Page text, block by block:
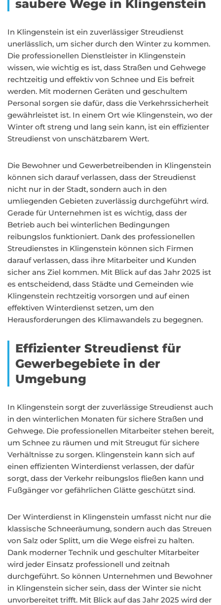
saubere Wege in Klingenstein
In Klingenstein ist ein zuverlässiger Streudienst
unerlässlich, um sicher durch den Winter zu kommen.
Die professionellen Dienstleister in Klingenstein
wissen, wie wichtig es ist, dass Straßen und Gehwege
rechtzeitig und effektiv von Schnee und Eis befreit
werden. Mit modernen Geräten und geschultem
Personal sorgen sie dafür, dass die Verkehrssicherheit
gewährleistet ist. In einem Ort wie Klingenstein, wo der
Winter oft streng und lang sein kann, ist ein effizienter
Streudienst von unschätzbarem Wert.
Die Bewohner und Gewerbetreibenden in Klingenstein
können sich darauf verlassen, dass der Streudienst
nicht nur in der Stadt, sondern auch in den
umliegenden Gebieten zuverlässig durchgeführt wird.
Gerade für Unternehmen ist es wichtig, dass der
Betrieb auch bei winterlichen Bedingungen
reibungslos funktioniert. Dank des professionellen
Streudienstes in Klingenstein können sich Firmen
darauf verlassen, dass ihre Mitarbeiter und Kunden
sicher ans Ziel kommen. Mit Blick auf das Jahr 2025 ist
es entscheidend, dass Städte und Gemeinden wie
Klingenstein rechtzeitig vorsorgen und auf einen
effektiven Winterdienst setzen, um den
Herausforderungen des Klimawandels zu begegnen.
Effizienter Streudienst für
Gewerbegebiete in der
Umgebung
In Klingenstein sorgt der zuverlässige Streudienst auch
in den winterlichen Monaten für sichere Straßen und
Gehwege. Die professionellen Mitarbeiter stehen bereit,
um Schnee zu räumen und mit Streugut für sichere
Verhältnisse zu sorgen. Klingenstein kann sich auf
einen effizienten Winterdienst verlassen, der dafür
sorgt, dass der Verkehr reibungslos fließen kann und
Fußgänger vor gefährlichen Glätte geschützt sind.
Der Winterdienst in Klingenstein umfasst nicht nur die
klassische Schneeräumung, sondern auch das Streuen
von Salz oder Splitt, um die Wege eisfrei zu halten.
Dank moderner Technik und geschulter Mitarbeiter
wird jeder Einsatz professionell und zeitnah
durchgeführt. So können Unternehmen und Bewohner
in Klingenstein sicher sein, dass der Winter sie nicht
unvorbereitet trifft. Mit Blick auf das Jahr 2025 wird der